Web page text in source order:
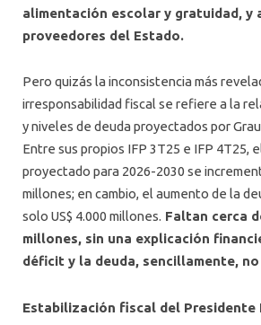
alimentación escolar y gratuidad, y
proveedores del Estado.
Pero quizás la inconsistencia más
irresponsabilidad fiscal se refiere a la
y niveles de deuda proyectados por
Entre sus propios IFP 3T25 e IFP 4T25,
proyectado para 2026-2030 se
millones; en cambio, el aumento de la
solo US$ 4.000 millones. Faltan cerca
millones, sin una explicación
déficit y la deuda, sencillamente,
Estabilización fiscal del Presidente